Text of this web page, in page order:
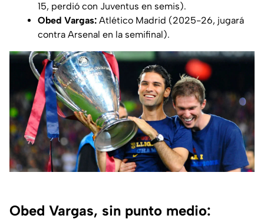
15, perdió con Juventus en semis).
Obed Vargas: Atlético Madrid (2025-26, jugará
contra Arsenal en la semifinal).
Obed Vargas, sin punto medio: